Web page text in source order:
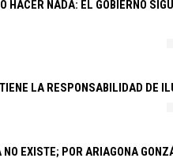
HACER NADA: EL GOBIERNO
LA RESPONSABILIDAD DE
NO EXISTE; POR ARIAGONA